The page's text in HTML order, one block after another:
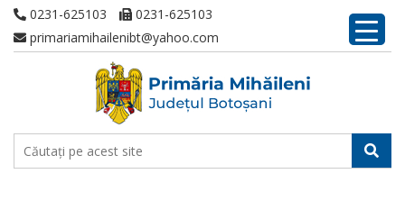
0231-625103
0231-625103
primariamihailenibt@yahoo.com